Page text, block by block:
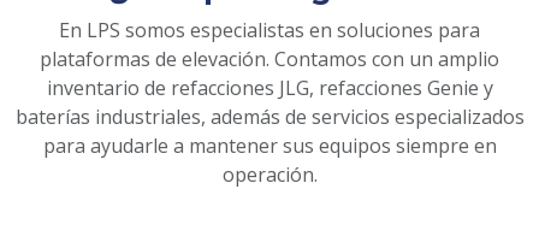
En LPS somos especialistas en soluciones para
plataformas de elevación. Contamos con un amplio
inventario de refacciones JLG, refacciones Genie y
baterías industriales, además de servicios especializados
para ayudarle a mantener sus equipos siempre en
operación.